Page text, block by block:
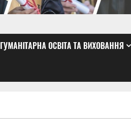
ГУМАНІТАРНА ОСВІТА ТА ВИХОВАННЯ